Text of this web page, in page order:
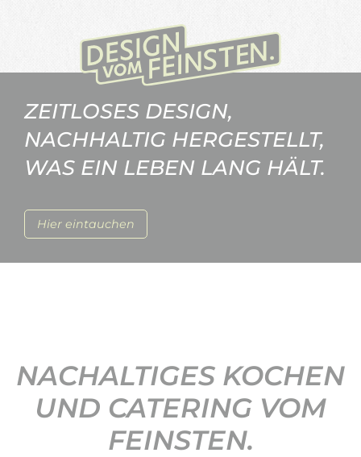
Hier eintauchen
ZEITLOSES DESIGN,
NACHHALTIG HERGESTELLT,
WAS EIN LEBEN LANG HÄLT.
NACHALTIGES KOCHEN
UND CATERING VOM
FEINSTEN.